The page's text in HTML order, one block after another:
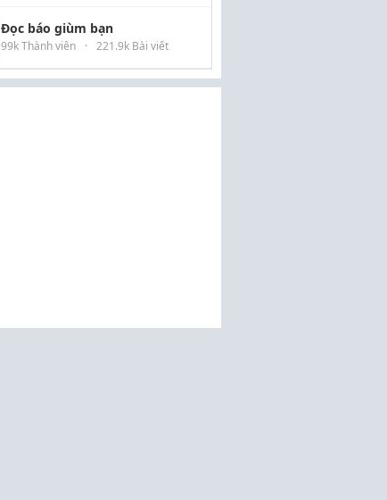
Đọc báo giùm bạn
99k Thành viên · 221.9k Bài viết